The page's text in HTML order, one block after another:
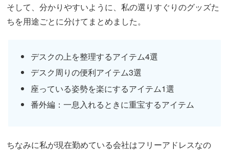
そして、分かりやすいように、私の選りすぐりのグッズた
ちを用途ごとに分けてまとめました。
デスクの上を整理するアイテム4選
デスク周りの便利アイテム3選
座っている姿勢を楽にするアイテム1選
番外編：一息入れるときに重宝するアイテム
ちなみに私が現在勤めている会社はフリーアドレスなの